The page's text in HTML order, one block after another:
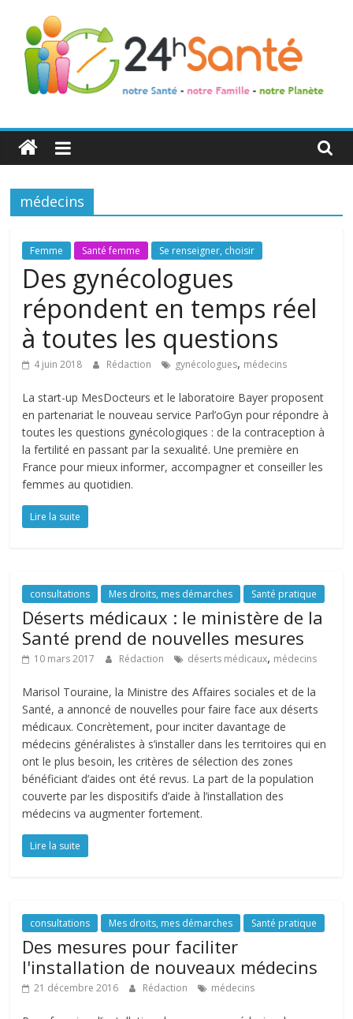
24h
Santé
La
de
toute
famille
médecins
Femme Santé femme Se renseigner, choisir
Des gynécologues
répondent en temps réel
à toutes les questions
4 juin 2018 Rédaction gynécologues, médecins
La start-up MesDocteurs et le laboratoire Bayer proposent
en partenariat le nouveau service Parl’oGyn pour répondre à
toutes les questions gynécologiques : de la contraception à
la fertilité en passant par la sexualité. Une première en
France pour mieux informer, accompagner et conseiller les
femmes au quotidien.
Lire la suite
consultations Mes droits, mes démarches Santé pratique
Déserts médicaux : le ministère de la
Santé prend de nouvelles mesures
10 mars 2017 Rédaction déserts médicaux, médecins
Marisol Touraine, la Ministre des Affaires sociales et de la
Santé, a annoncé de nouvelles pour faire face aux déserts
médicaux. Concrètement, pour inciter davantage de
médecins généralistes à s’installer dans les territoires qui en
ont le plus besoin, les critères de sélection des zones
bénéficiant d’aides ont été revus. La part de la population
couverte par les dispositifs d’aide à l’installation des
médecins va augmenter fortement.
Lire la suite
consultations Mes droits, mes démarches Santé pratique
Des mesures pour faciliter
l'installation de nouveaux médecins
21 décembre 2016 Rédaction médecins